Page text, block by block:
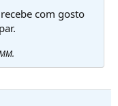
com gosto